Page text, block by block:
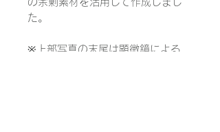
た。
※上部写真の末尾は顕微鏡による